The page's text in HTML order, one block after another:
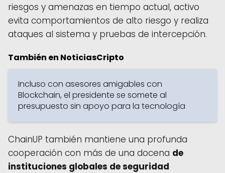
riesgos y amenazas en tiempo actual, activo
evita comportamientos de alto riesgo y realiza
ataques al sistema y pruebas de intercepción.
También en NoticiasCripto
Incluso con asesores amigables con
Blockchain, el presidente se somete al
presupuesto sin apoyo para la tecnología
ChainUP también mantiene una profunda
cooperación con más de una docena de
instituciones globales de seguridad